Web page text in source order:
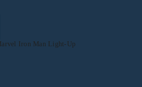
Iron Man Light-Up